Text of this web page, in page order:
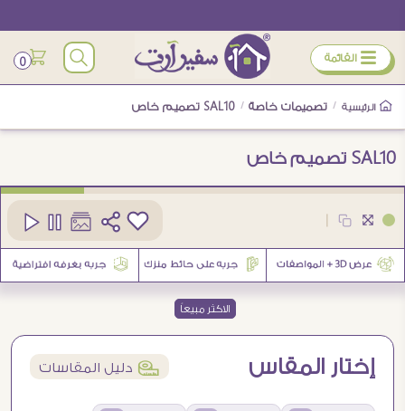
ÿ القائمة 0
الرئيسية / تصميمات خاصة / SAL10 تصميم خاص
SAL10 تصميم خاص
الاكثر مبيعاً
إختار المقاس í دليل المقاسات